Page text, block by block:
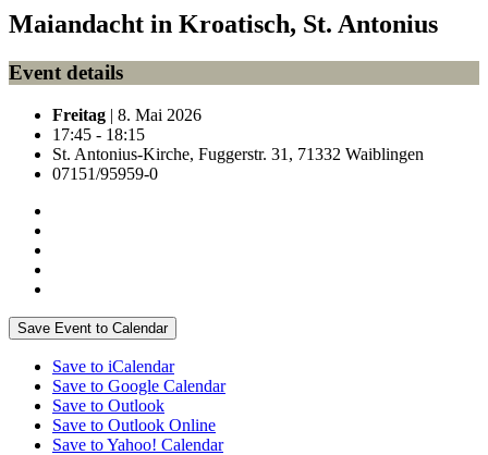
Maiandacht in Kroatisch, St. Antonius
Event details
Freitag | 8. Mai 2026
17:45 - 18:15
St. Antonius-Kirche, Fuggerstr. 31, 71332 Waiblingen
07151/95959-0
Save Event to Calendar
Save to iCalendar
Save to Google Calendar
Save to Outlook
Save to Outlook Online
Save to Yahoo! Calendar